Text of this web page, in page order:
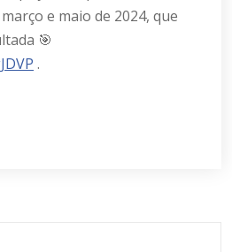
e maio de 2024, que
🎯
.